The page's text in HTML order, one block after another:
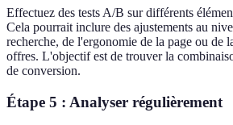
Effectuez des tests A/B sur différents
Cela pourrait inclure des ajustements au
recherche, de l'ergonomie de la page ou de
offres. L'objectif est de trouver la
de conversion.
Étape 5 : Analyser régulièrement